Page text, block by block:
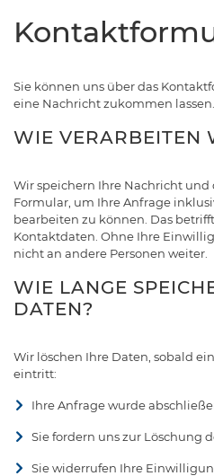
Sie können uns über das
eine Nachricht zukommen lassen.
WIE VERARBEITEN
Wir speichern Ihre Nachricht und
Formular, um Ihre Anfrage
bearbeiten zu können. Das
Kontaktdaten. Ohne Ihre
nicht an andere Personen weiter.
WIE LANGE
DATEN?
Wir löschen Ihre Daten, sobald
eintritt:
Ihre Anfrage wurde
Sie fordern uns zur Löschung
Sie widerrufen Ihre